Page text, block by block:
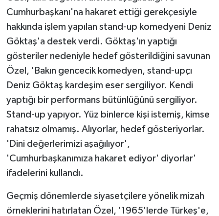
Cumhurbaşkanı'na hakaret ettiği gerekçesiyle
hakkında işlem yapılan stand-up komedyeni Deniz
Göktaş'a destek verdi. Göktaş'ın yaptığı
gösteriler nedeniyle hedef gösterildiğini savunan
Özel, 'Bakın gencecik komedyen, stand-upçı
Deniz Göktaş kardeşim eser sergiliyor. Kendi
yaptığı bir performans bütünlüğünü sergiliyor.
Stand-up yapıyor. Yüz binlerce kişi istemiş, kimse
rahatsız olmamış. Alıyorlar, hedef gösteriyorlar.
'Dini değerlerimizi aşağılıyor',
'Cumhurbaşkanımıza hakaret ediyor' diyorlar'
ifadelerini kullandı.
Geçmiş dönemlerde siyasetçilere yönelik mizah
örneklerini hatırlatan Özel, '1965'lerde Türkeş'e,